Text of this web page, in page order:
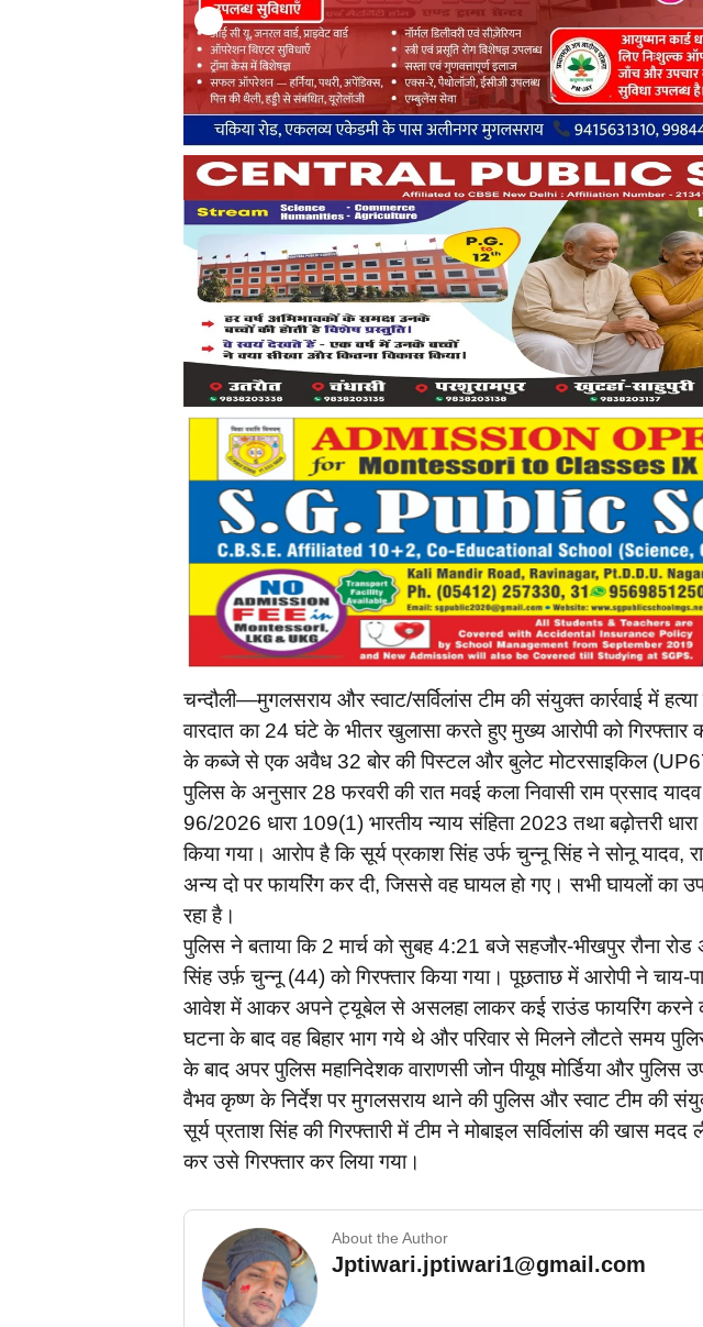
चन्दौली—मुगलसराय और स्वाट/सर्विलांस टीम की संयुक्त कार्रवाई में
वारदात का 24 घंटे के भीतर खुलासा करते हुए मुख्य आरोपी को गिरफ्तार
के कब्जे से एक अवैध 32 बोर की पिस्टल और बुलेट मोटरसाइकिल
पुलिस के अनुसार 28 फरवरी की रात मवई कला निवासी राम प्रसाद
96/2026 धारा 109(1) भारतीय न्याय संहिता 2023 तथा बढ़ोत्तरी
किया गया। आरोप है कि सूर्य प्रकाश सिंह उर्फ चुन्नू सिंह ने सोनू यादव,
अन्य दो पर फायरिंग कर दी, जिससे वह घायल हो गए। सभी घायलों का
रहा है।
पुलिस ने बताया कि 2 मार्च को सुबह 4:21 बजे सहजौर-भीखपुर रौना
सिंह उर्फ़ चुन्नू (44) को गिरफ्तार किया गया। पूछताछ में आरोपी ने चाय-
आवेश में आकर अपने ट्यूबेल से असलहा लाकर कई राउंड फायरिंग करने की
घटना के बाद वह बिहार भाग गये थे और परिवार से मिलने लौटते समय
के बाद अपर पुलिस महानिदेशक वाराणसी जोन पीयूष मोर्डिया और पुलिस
वैभव कृष्ण के निर्देश पर मुगलसराय थाने की पुलिस और स्वाट टीम की
सूर्य प्रताश सिंह की गिरफ्तारी में टीम ने मोबाइल सर्विलांस की खास
कर उसे गिरफ्तार कर लिया गया।
About the Author
Jptiwari.jptiwari1@gmail.com